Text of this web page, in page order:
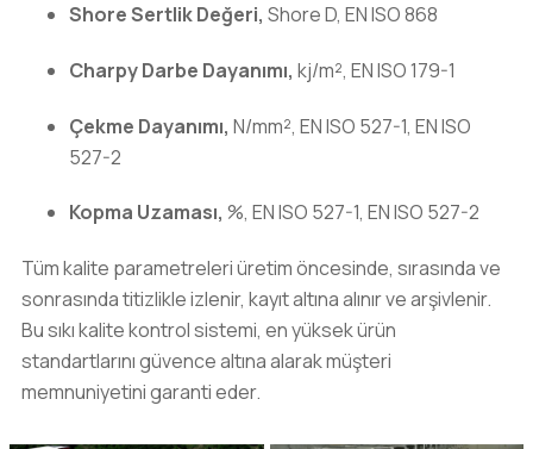
Shore Sertlik Değeri, Shore D, EN ISO 868
Charpy Darbe Dayanımı, kj/m², EN ISO 179-1
Çekme Dayanımı, N/mm², EN ISO 527-1, EN ISO
527-2
Kopma Uzaması, %, EN ISO 527-1, EN ISO 527-2
Tüm kalite parametreleri üretim öncesinde, sırasında ve
sonrasında titizlikle izlenir, kayıt altına alınır ve arşivlenir.
Bu sıkı kalite kontrol sistemi, en yüksek ürün
standartlarını güvence altına alarak müşteri
memnuniyetini garanti eder.